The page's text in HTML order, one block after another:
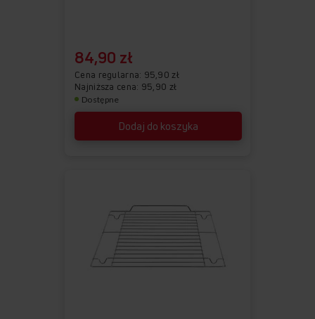
Dodaj do koszyka
84,90 zł
Cena regularna 95,90 zł
Najniższa cena: 95,90 zł
Dostępne